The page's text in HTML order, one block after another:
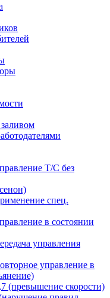
Т/С без
спец.
в состоянии
управления
управление в
(превышение скорости)